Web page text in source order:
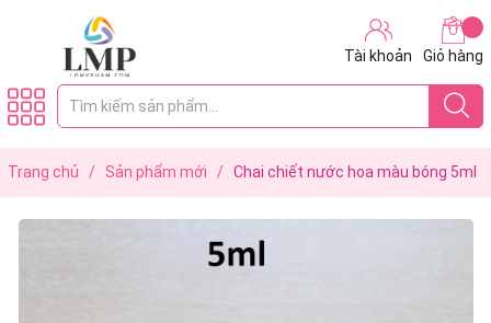
Tài khoản Giỏ hàng
Trang chủ / Sản phẩm mới / Chai chiết nước hoa màu bóng 5ml